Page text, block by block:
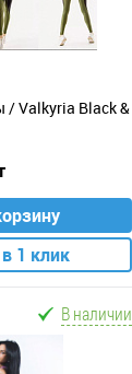
/ Valkyria Black &
1 клик
В наличии